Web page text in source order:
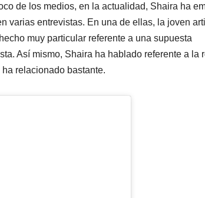
de los medios, en la actualidad, Shaira ha
varias entrevistas. En una de ellas, la joven
muy particular referente a una supuesta
Así mismo, Shaira ha hablado referente a la
relacionado bastante.